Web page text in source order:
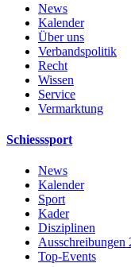
News
Kalender
Über uns
Verbandspolitik
Recht
Wissen
Service
Vermarktung
Schiesssport
News
Kalender
Sport
Kader
Disziplinen
Ausschreibungen
Top-Events